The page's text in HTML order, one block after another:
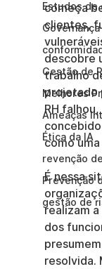
Estudos de
Governança
Gestão de
Melhores
Ameaças
Ética da IA
revenção
Prevenção
gestão de
começa
clientes,
descobre
trabalho
projetado
RH
como
É nessa
realizam
dos
resolvida.